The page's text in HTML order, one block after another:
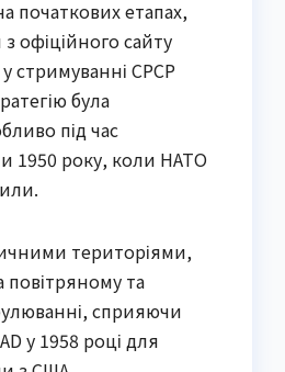
початкових етапах,
офіційного сайту
стримуванні СРСР
була
під час
1950 року, коли НАТО
територіями,
повітряному та
сприяючи
у 1958 році для